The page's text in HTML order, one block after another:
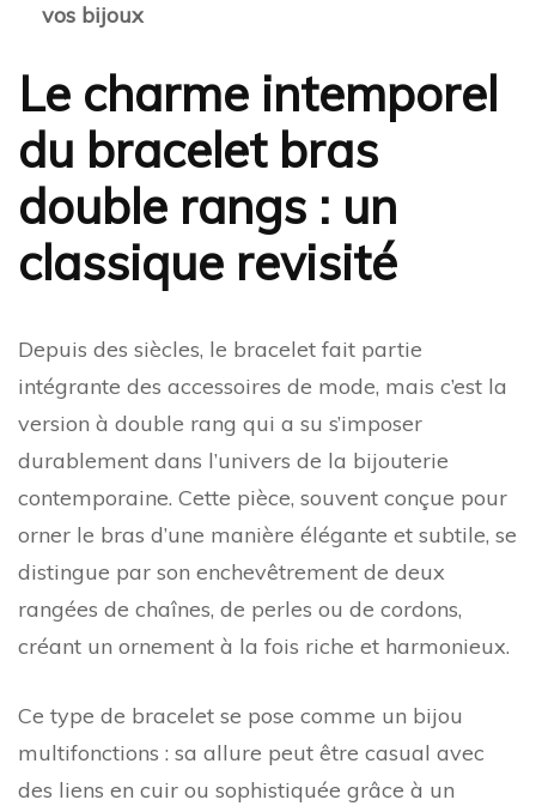
vos bijoux
Le charme intemporel
du bracelet bras
double rangs : un
classique revisité
Depuis des siècles, le bracelet fait partie
intégrante des accessoires de mode, mais c’est la
version à double rang qui a su s’imposer
durablement dans l’univers de la bijouterie
contemporaine. Cette pièce, souvent conçue pour
orner le bras d’une manière élégante et subtile, se
distingue par son enchevêtrement de deux
rangées de chaînes, de perles ou de cordons,
créant un ornement à la fois riche et harmonieux.
Ce type de bracelet se pose comme un bijou
multifonctions : sa allure peut être casual avec
des liens en cuir ou sophistiquée grâce à un